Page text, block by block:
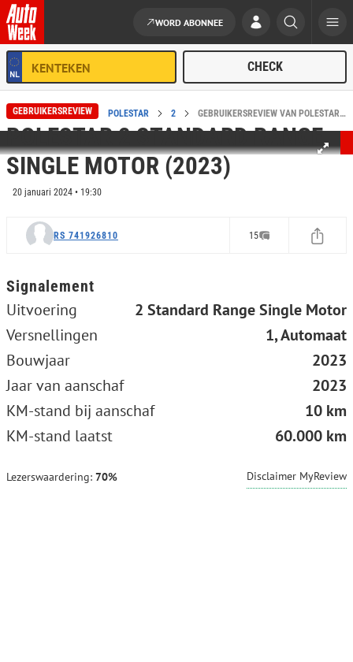
Ga naar de inhoud
WORD ABONNEE
HOME REVIEWS POLESTAR 2 GEBRUIKERSREVIEW VAN POLESTAR 2 STANDARD RANGE SINGLE MOTOR (2023)
GEBRUIKERSREVIEW
POLESTAR 2 STANDARD RANGE
SINGLE MOTOR (2023)
20 januari 2024 • 19:30
RS 741926810 15
Signalement
Uitvoering
2 Standard Range Single Motor
Versnellingen
1, Automaat
Bouwjaar
2023
Jaar van aanschaf
2023
KM-stand bij aanschaf
10 km
KM-stand laatst
60.000 km
Lezerswaardering: 70% Disclaimer MyReview